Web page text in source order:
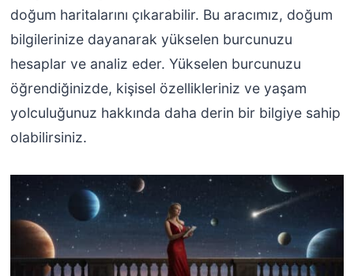
doğum haritalarını çıkarabilir. Bu aracımız, doğum
bilgilerinize dayanarak yükselen burcunuzu
hesaplar ve analiz eder. Yükselen burcunuzu
öğrendiğinizde, kişisel özellikleriniz ve yaşam
yolculuğunuz hakkında daha derin bir bilgiye sahip
olabilirsiniz.